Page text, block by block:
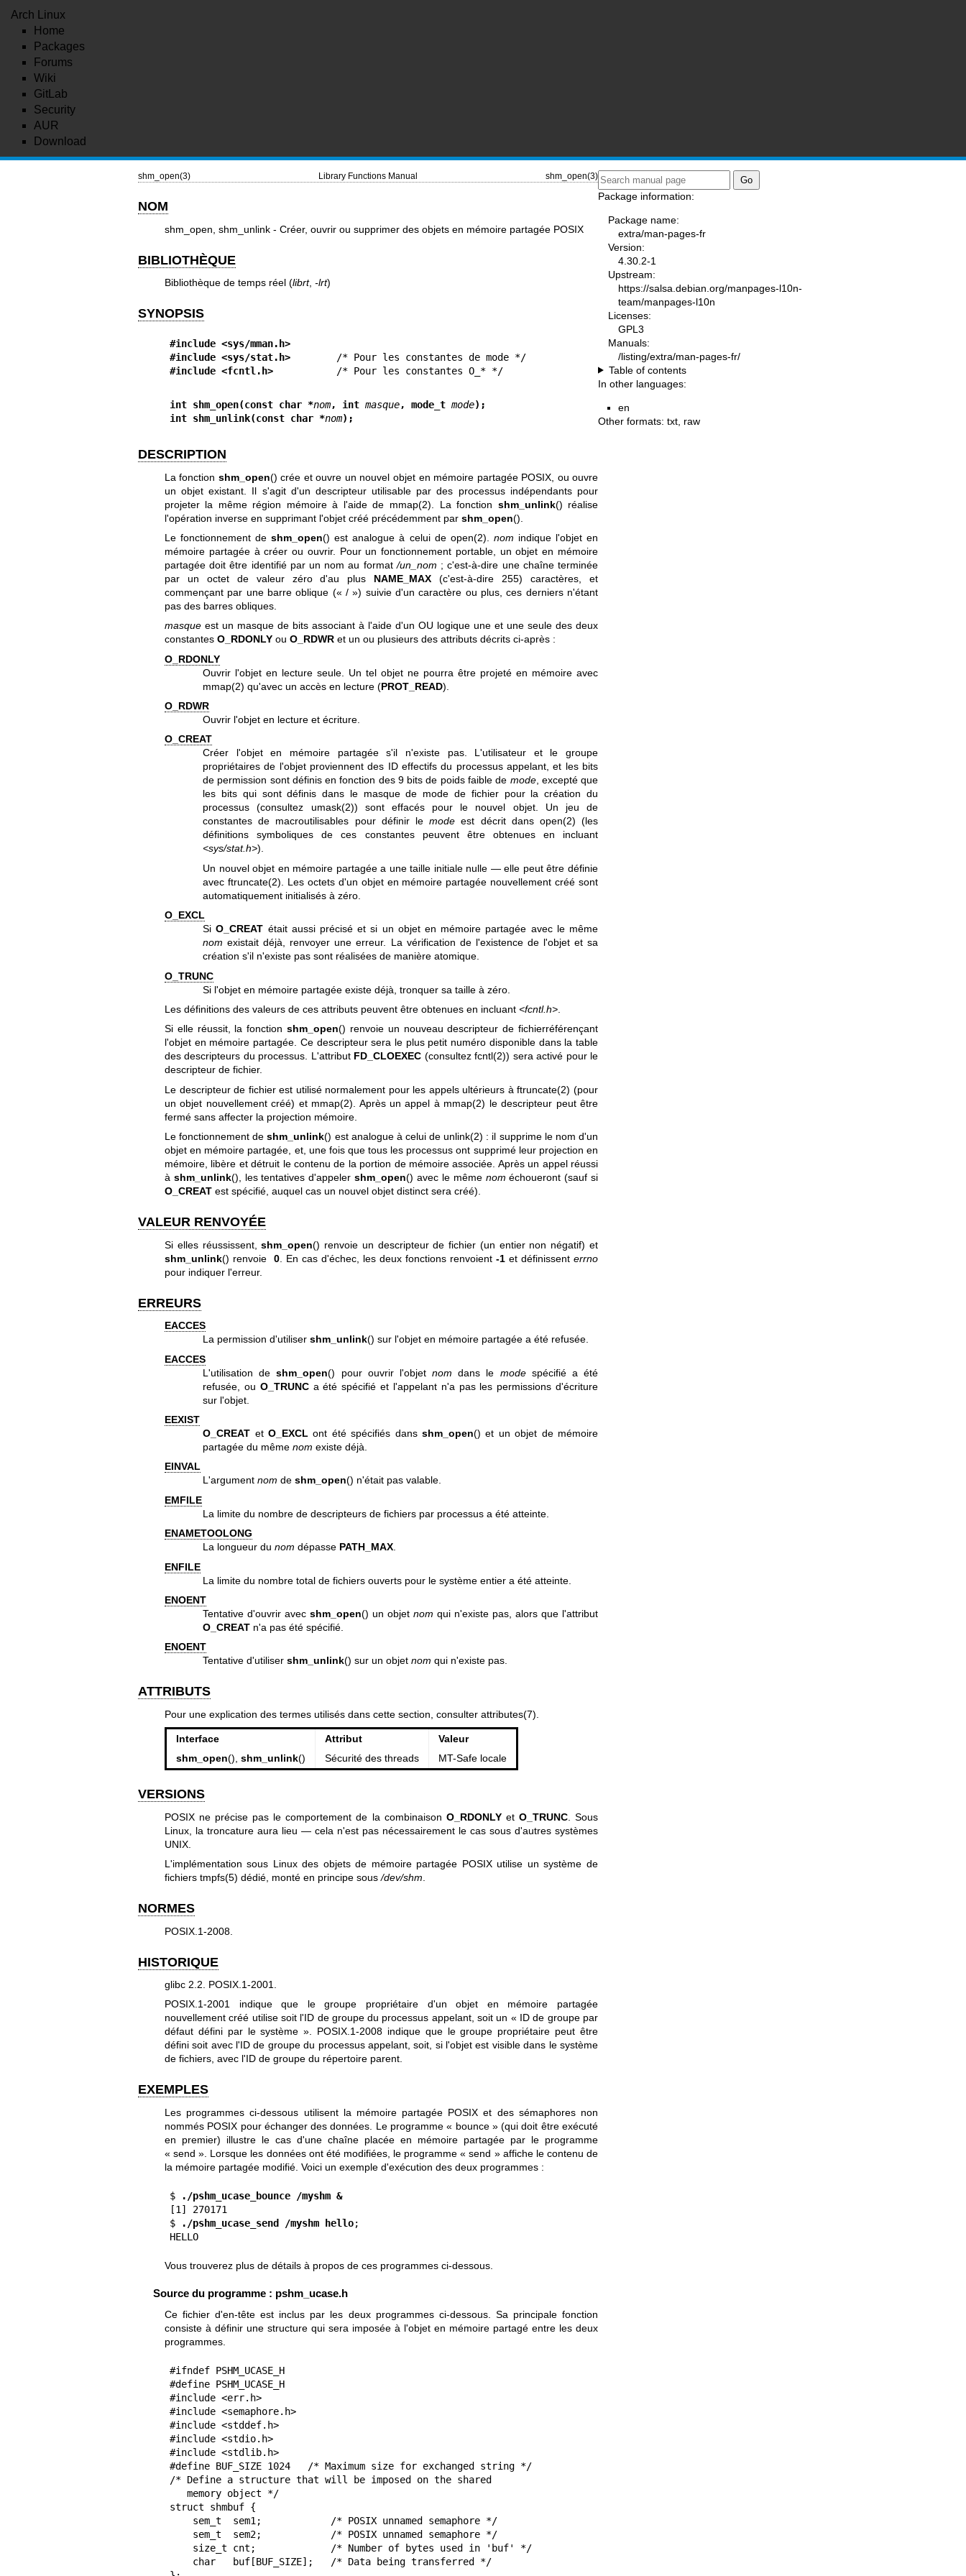
Arch Linux
Home
Packages
Forums
Wiki
GitLab
Security
AUR
Download
shm_open(3) Library Functions Manual shm_open(3)
NOM
shm_open, shm_unlink - Créer, ouvrir ou supprimer des objets en mémoire partagée POSIX
BIBLIOTHÈQUE
Bibliothèque de temps réel (librt, -lrt)
SYNOPSIS
#include <sys/mman.h>
#include <sys/stat.h>
        /* Pour les constantes de mode */
#include <fcntl.h>
           /* Pour les constantes O_* */
int shm_open(const char *nom, int masque, mode_t mode);
int shm_unlink(const char *nom);
DESCRIPTION
La fonction shm_open() crée et ouvre un nouvel objet en mémoire partagée POSIX, ou ouvre
un objet existant. Il s'agit d'un descripteur utilisable par des processus indépendants pour
projeter la même région mémoire à l'aide de mmap(2) . La fonction shm_unlink() réalise
l'opération inverse en supprimant l'objet créé précédemment par shm_open().
Le fonctionnement deshm_open() est analogue à celui de open(2) nom indique l'objet en
mémoire partagée à créer ou ouvrir. Pour un fonctionnement portable, un objet en mémoire
partagée doit être identifié par un nom au format/un_nom ; c'est-à-dire une chaîne terminée
par un octet de valeur zéro d'au plus NAME_MAX (c'est-à-dire 255) caractères, et
commençant par une barre oblique (« / ») suivie d'un caractère ou plus, ces derniers n'étant
pas des barres obliques.
masqueest un masque de bits associant à l'aide d'un OU logique une et une seule des deux
constantes O_RDONLYou O_RDWRet un ou plusieurs des attributs décrits ci-après :
O_RDONLY
Ouvrir l'objet en lecture seule. Un tel objet ne pourra être projeté en mémoire avec
mmap(2) qu'avec un accès en lecture (PROT_READ).
O_RDWR
Ouvrir l'objet en lecture et écriture.
O_CREAT
Créer l'objet en mémoire partagée s'il n'existe pas. L'utilisateur et le groupe
propriétaires de l'objet proviennent des ID effectifs du processus appelant, et les bits
de permission sont définis en fonction des 9 bits de poids faible de mode, excepté que
les bits qui sont définis dans le masque de mode de fichier pour la création du
processus (consultez umask(2)) sont effacés pour le nouvel objet. Un jeu de
constantes de macroutilisables pour définir lemode est décrit dans open(2) (les
définitions symboliques de ces constantes peuvent être obtenues en incluant
<sys/stat.h>).
Un nouvel objet en mémoire partagée a une taille initiale nulle — elle peut être définie
avecftruncate(2) . Les octets d'un objet en mémoire partagée nouvellement créé sont
automatiquement initialisés à zéro.
O_EXCL
SiO_CREAT était aussi précisé et si un objet en mémoire partagée avec le même
nom existait déjà, renvoyer une erreur. La vérification de l'existence de l'objet et sa
création s'il n'existe pas sont réalisées de manière atomique.
O_TRUNC
Si l'objet en mémoire partagée existe déjà, tronquer sa taille à zéro.
Les définitions des valeurs de ces attributs peuvent être obtenues en incluant <fcntl.h>.
Si elle réussit, la fonctionshm_open() renvoie un nouveau descripteur de fichierréférençant
l'objet en mémoire partagée. Ce descripteur sera le plus petit numéro disponible dans la table
des descripteurs du processus. L'attribut FD_CLOEXEC (consultezfcntl(2)) sera activé pour le
descripteur de fichier.
Le descripteur de fichier est utilisé normalement pour les appels ultérieurs àftruncate(2) (pour
un objet nouvellement créé) et mmap(2) . Après un appel à mmap(2) le descripteur peut être
fermé sans affecter la projection mémoire.
Le fonctionnement deshm_unlink() est analogue à celui deunlink(2) : il supprime le nom d'un
objet en mémoire partagée, et, une fois que tous les processus ont supprimé leur projection en
mémoire, libère et détruit le contenu de la portion de mémoire associée. Après un appel réussi
à shm_unlink(), les tentatives d'appelershm_open() avec le même nom échoueront (sauf si
O_CREATest spécifié, auquel cas un nouvel objet distinct sera créé).
VALEUR RENVOYÉE
Si elles réussissent,shm_open() renvoie un descripteur de fichier (un entier non négatif) et
shm_unlink() renvoie 0. En cas d'échec, les deux fonctions renvoient-1 et définissenterrno
pour indiquer l'erreur.
ERREURS
EACCES
La permission d'utilisershm_unlink() sur l'objet en mémoire partagée a été refusée.
EACCES
L'utilisation deshm_open() pour ouvrir l'objetnom dans le modespécifié a été
refusée, ou O_TRUNCa été spécifié et l'appelant n'a pas les permissions d'écriture
sur l'objet.
EEXIST
O_CREAT et O_EXCL ont été spécifiés dans shm_open() et un objet de mémoire
partagée du mêmenom existe déjà.
EINVAL
L'argumentnom deshm_open() n'était pas valable.
EMFILE
La limite du nombre de descripteurs de fichiers par processus a été atteinte.
ENAMETOOLONG
La longueur dunom dépasse PATH_MAX
ENFILE
La limite du nombre total de fichiers ouverts pour le système entier a été atteinte.
ENOENT
Tentative d'ouvrir avecshm_open() un objetnom qui n'existe pas, alors que l'attribut
O_CREAT n'a pas été spécifié.
ENOENT
Tentative d'utilisershm_unlink() sur un objetnom qui n'existe pas.
ATTRIBUTS
Pour une explication des termes utilisés dans cette section, consulter attributes(7)
Interface Attribut
Valeur
shm_open(), shm_unlink() Sécurité des threads MT-Safe locale
VERSIONS
POSIX ne précise pas le comportement de la combinaison O_RDONLYet O_TRUNC. Sous
Linux, la troncature aura lieu — cela n'est pas nécessairement le cas sous d'autres systèmes
UNIX.
L'implémentation sous Linux des objets de mémoire partagée POSIX utilise un système de
fichiers tmpfs(5) dédié, monté en principe sous/dev/shm
NORMES
POSIX.1-2008.
HISTORIQUE
glibc 2.2. POSIX.1-2001.
POSIX.1-2001 indique que le groupe propriétaire d'un objet en mémoire partagée
nouvellement créé utilise soit l'ID de groupe du processus appelant, soit un « ID de groupe par
défaut défini par le système ». POSIX.1-2008 indique que le groupe propriétaire peut être
défini soit avec l'ID de groupe du processus appelant, soit, si l'objet est visible dans le système
de fichiers, avec l'ID de groupe du répertoire parent.
EXEMPLES
Les programmes ci-dessous utilisent la mémoire partagée POSIX et des sémaphores non
nommés POSIX pour échanger des données. Le programme « bounce » (qui doit être exécuté
en premier) illustre le cas d'une chaîne placée en mémoire partagée par le programme
« send ». Lorsque les données ont été modifiées, le programme « send » affiche le contenu de
la mémoire partagée modifié. Voici un exemple d'exécution des deux programmes :
$ ./pshm_ucase_bounce /myshm &
[1] 270171
$ ./pshm_ucase_send /myshm hello;
HELLO
Vous trouverez plus de détails à propos de ces programmes ci-dessous.
Source du programme : pshm_ucase.h
Ce fichier d'en-tête est inclus par les deux programmes ci-dessous. Sa principale fonction
consiste à définir une structure qui sera imposée à l'objet en mémoire partagé entre les deux
programmes.
#ifndef PSHM_UCASE_H
#define PSHM_UCASE_H
#include <err.h>
#include <semaphore.h>
#include <stddef.h>
#include <stdio.h>
#include <stdlib.h>
#define BUF_SIZE 1024   /* Maximum size for exchanged string */
/* Define a structure that will be imposed on the shared
struct shmbuf {
Package information:
Package name:
extra/man-pages-fr
Version:
4.30.2-1
Upstream:
https://salsa.debian.org/manpages-l10n-
team/manpages-l10n
Licenses:
GPL3
Manuals:
/listing/extra/man-pages-fr/
Table of contents
In other languages:
en
Other formats: txt raw